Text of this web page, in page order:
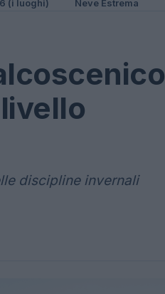
(i luoghi) Neve Estrema
discipline invernali